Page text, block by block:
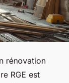
rénovation
RGE est